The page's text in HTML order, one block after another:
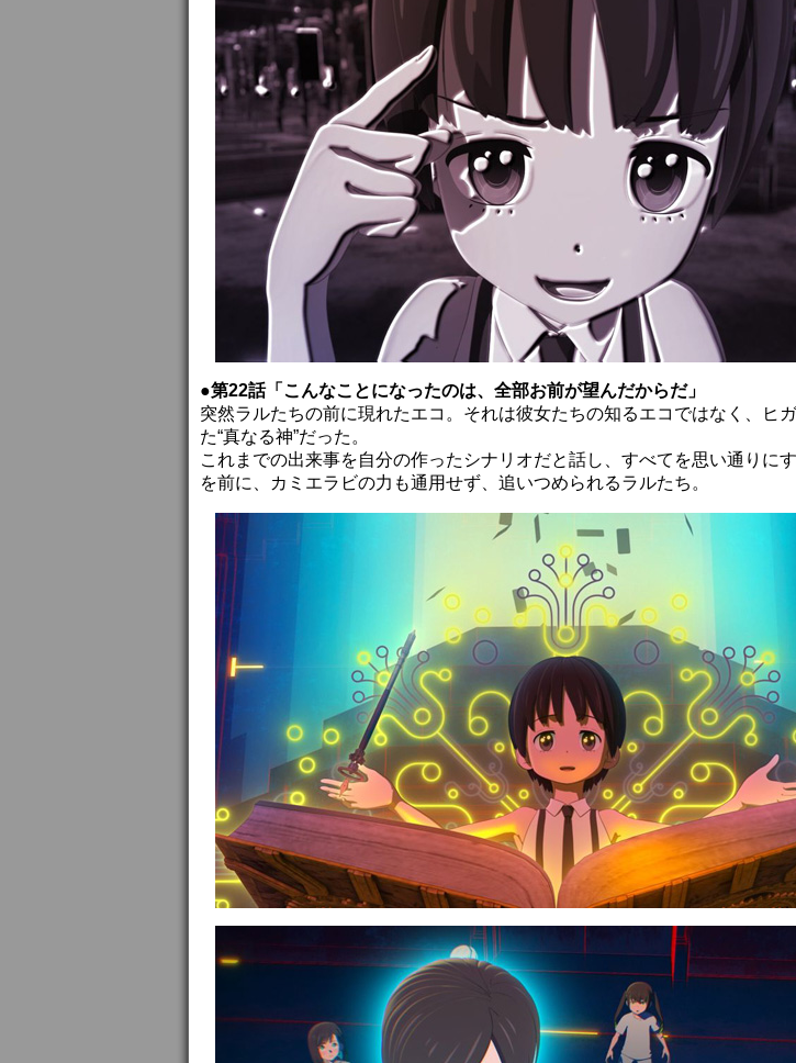
●第22話「こんなことになったのは、全部お前が望んだからだ」
突然ラルたちの前に現れたエコ。それは彼女たちの知るエコではなく、ヒ
た“真なる神”だった。
これまでの出来事を自分の作ったシナリオだと話し、すべてを思い通りに
を前に、カミエラビの力も通用せず、追いつめられるラルたち。